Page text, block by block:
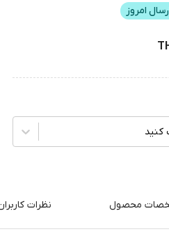
امروز
کنید
محصول نظرات